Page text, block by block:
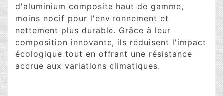
d'aluminium composite haut de gamme,
moins nocif pour l'environnement et
nettement plus durable. Grâce à leur
composition innovante, ils réduisent l'impact
écologique tout en offrant une résistance
accrue aux variations climatiques.